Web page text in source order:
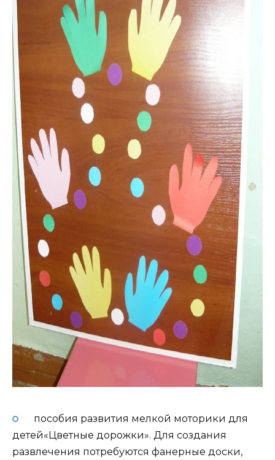
пособия развития мелкой моторики для
детей«Цветные дорожки». Для создания
развлечения потребуются фанерные доски,